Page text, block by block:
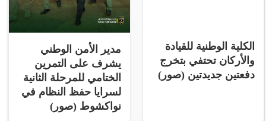
الكلية الوطنية للقيادة
والأركان تحتفي بتخرج
دفعتين جديدتين (صور)
مدير الأمن الوطني
يشرف على التمرين
الختامي للمرحلة الثانية
لسرايا حفظ النظام في
نواكشوط (صور)